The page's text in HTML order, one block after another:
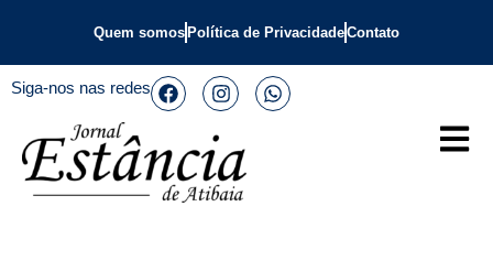
Quem somos Política de PrivacidadeContato
Siga-nos nas redes